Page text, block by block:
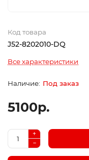
Код товара
J52-8202010-DQ
Все характеристики
Под заказ
5100р.